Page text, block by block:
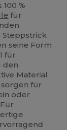
%
für
Steppstrick
seine Form
für
den
Material
für
oder